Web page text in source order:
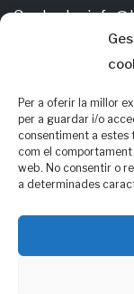
Per a oferir la millor
per a guardar i/o
consentiment a
com el
web. No consentir o
a determinades
Contacte:
Els autors d'esta
AVL i RACV i,
Seguix-nos en: